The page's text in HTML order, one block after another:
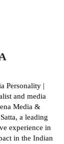
Personality |
and media
Media &
a leading
experience in
in the Indian